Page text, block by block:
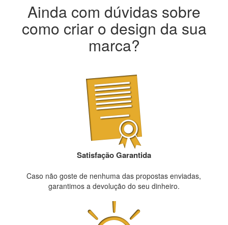
Ainda com dúvidas sobre
como criar o design da sua
marca?
Satisfação Garantida
Caso não goste de nenhuma das propostas enviadas,
garantimos a devolução do seu dinheiro.